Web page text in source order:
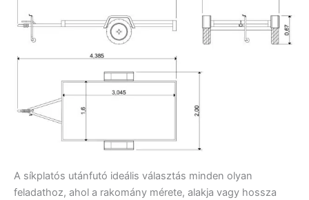
A síkplatós utánfutó ideális választás minden olyan
feladathoz, ahol a rakomány mérete, alakja vagy hossza